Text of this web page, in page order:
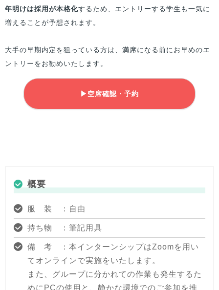
年明けは採用が本格化するため、エントリーする学生も一気に
増えることが予想されます。
大手の早期内定を狙っている方は、満席になる前にお早めのエ
ントリーをお勧めいたします。
▶空席確認・予約
概要
服 装 ：自由
持ち物 ：筆記用具
備 考 ：本インターンシップはZoomを用い
てオンラインで実施をいたします。
また、グループに分かれての作業も発生するた
めにPCの使用と、静かな環境でのご参加を推